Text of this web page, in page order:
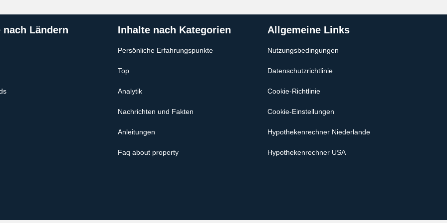
nach Ländern Inhalte nach Kategorien
Persönliche Erfahrungspunkte
Top
Analytik
Nachrichten und Fakten
Anleitungen
Faq about property
Allgemeine Links
Nutzungsbedingungen
Datenschutzrichtlinie
Cookie-Richtlinie
Cookie-Einstellungen
Hypothekenrechner Niederlande
Hypothekenrechner USA